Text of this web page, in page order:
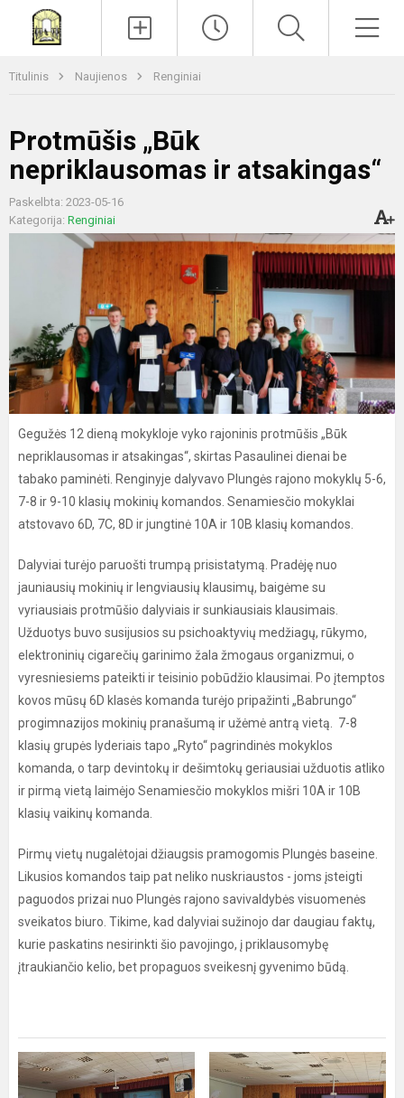
Titulinis Naujienos Renginiai
Protmūšis „Būk
nepriklausomas ir atsakingas“
Paskelbta: 2023-05-16
Kategorija: Renginiai
Gegužės 12 dieną mokykloje vyko rajoninis protmūšis „Būk
nepriklausomas ir atsakingas“, skirtas Pasaulinei dienai be
tabako paminėti. Renginyje dalyvavo Plungės rajono mokyklų 5-6,
7-8 ir 9-10 klasių mokinių komandos. Senamiesčio mokyklai
atstovavo 6D, 7C, 8D ir jungtinė 10A ir 10B klasių komandos.
Dalyviai turėjo paruošti trumpą prisistatymą. Pradėję nuo
jauniausių mokinių ir lengviausių klausimų, baigėme su
vyriausiais protmūšio dalyviais ir sunkiausiais klausimais.
Užduotys buvo susijusios su psichoaktyvių medžiagų, rūkymo,
elektroninių cigarečių garinimo žala žmogaus organizmui, o
vyresniesiems pateikti ir teisinio pobūdžio klausimai. Po įtemptos
kovos mūsų 6D klasės komanda turėjo pripažinti „Babrungo“
progimnazijos mokinių pranašumą ir užėmė antrą vietą. 7-8
klasių grupės lyderiais tapo „Ryto“ pagrindinės mokyklos
komanda, o tarp devintokų ir dešimtokų geriausiai užduotis atliko
ir pirmą vietą laimėjo Senamiesčio mokyklos mišri 10A ir 10B
klasių vaikinų komanda.
Pirmų vietų nugalėtojai džiaugsis pramogomis Plungės baseine.
Likusios komandos taip pat neliko nuskriaustos - joms įsteigti
paguodos prizai nuo Plungės rajono savivaldybės visuomenės
sveikatos biuro. Tikime, kad dalyviai sužinojo dar daugiau faktų,
kurie paskatins nesirinkti šio pavojingo, į priklausomybę
įtraukiančio kelio, bet propaguos sveikesnį gyvenimo būdą.